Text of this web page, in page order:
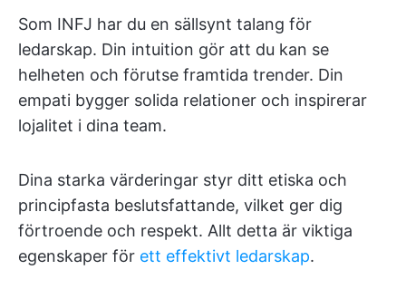
Som INFJ har du en sällsynt talang för
ledarskap. Din intuition gör att du kan se
helheten och förutse framtida trender. Din
empati bygger solida relationer och inspirerar
lojalitet i dina team.
Dina starka värderingar styr ditt etiska och
principfasta beslutsfattande, vilket ger dig
förtroende och respekt. Allt detta är viktiga
egenskaper för ett effektivt ledarskap.